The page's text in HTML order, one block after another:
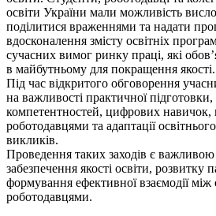
освіти України мали можливість
поділитися враженнями та надати
вдосконалення змісту освітніх
сучасних вимог ринку праці, які
в майбутньому для покращення якості.
Під час відкритого обговорення
на важливості практичної
компетентностей, цифрових навичок,
роботодавцями та адаптації
викликів.
Проведення таких заходів є
забезпечення якості освіти, розвитку
формування ефективної взаємодії між
роботодавцями.